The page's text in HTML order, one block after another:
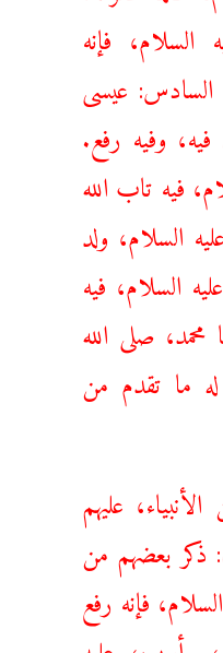
فإنه
عيسى
فيه، وفيه رفع.
فيه تاب الله
السلام، ولد
السلام، فيه
صلى الله
ما تقدم من
عليهم
ذكر بعضهم من
فإنه رفع